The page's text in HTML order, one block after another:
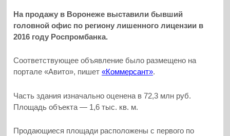
На продажу в Воронеже выставили бывший
головной офис по региону лишенного лицензии в
2016 году Роспромбанка.
Соответствующее объявление было размещено на
портале «Авито», пишет«Коммерсант».
Часть здания изначально оценена в 72,3 млн руб.
Площадь объекта — 1,6 тыс. кв. м.
Продающиеся площади расположены с первого по